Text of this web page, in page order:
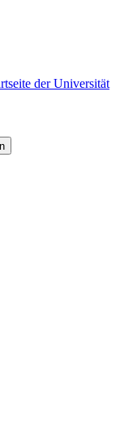
der Universität